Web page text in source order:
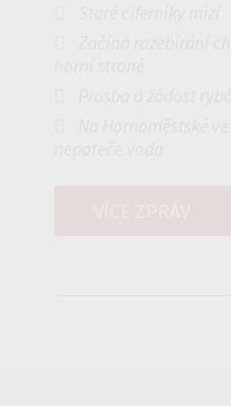
Začíná rozebírání
Na Hornoměstské